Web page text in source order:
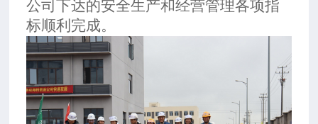
公司下达的安全生产和经营管理各项指
标顺利完成。